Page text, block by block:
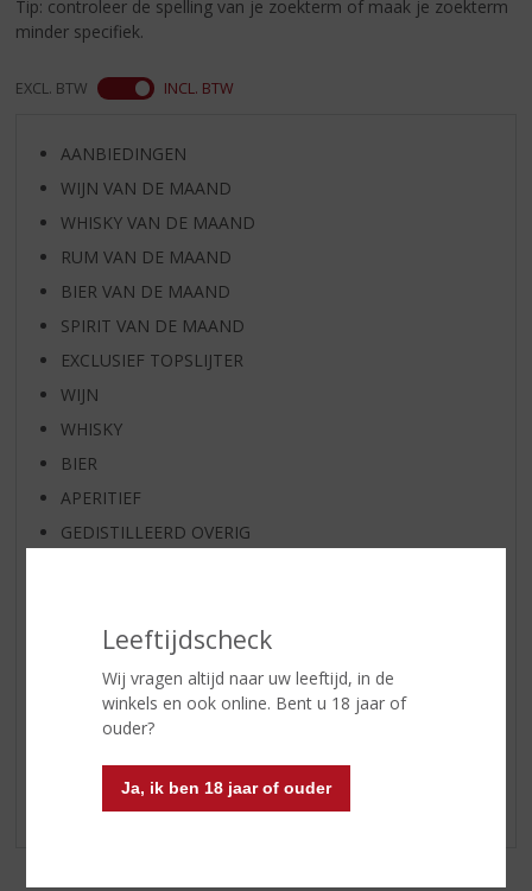
p
i
Leeftijdscheck
Wij vragen altijd naar uw leeftijd, in de
winkels en ook online. Bent u 18 jaar of
ouder?
Ja, ik ben 18 jaar of ouder
Tip: controleer de spelling van je zoekterm of maak je zoekterm
minder specifiek.
EXCL. BTW INCL. BTW
AANBIEDINGEN
WIJN VAN DE MAAND
WHISKY VAN DE MAAND
RUM VAN DE MAAND
BIER VAN DE MAAND
SPIRIT VAN DE MAAND
EXCLUSIEF TOPSLIJTER
WIJN
WHISKY
BIER
APERITIEF
GEDISTILLEERD OVERIG
FRISDRANK
GLASWERK
GESCHENKVERPAKKING
(RELATIE)GESCHENKEN
VEGAN DRANKEN